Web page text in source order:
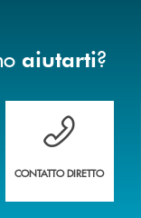
aiutarti?
nuova PRENOTA
Hai bisogno di
CONTATTO DIRETTO